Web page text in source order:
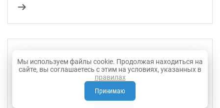
Мы используем файлы cookie. Продолжая находиться на
сайте, вы соглашаетесь с этим на условиях, указанных в
правилах
Принимаю